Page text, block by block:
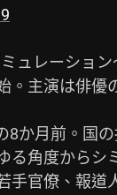
ュレーショ
。主演は俳優
8か月前。国
る角度からシ
手官僚、報道